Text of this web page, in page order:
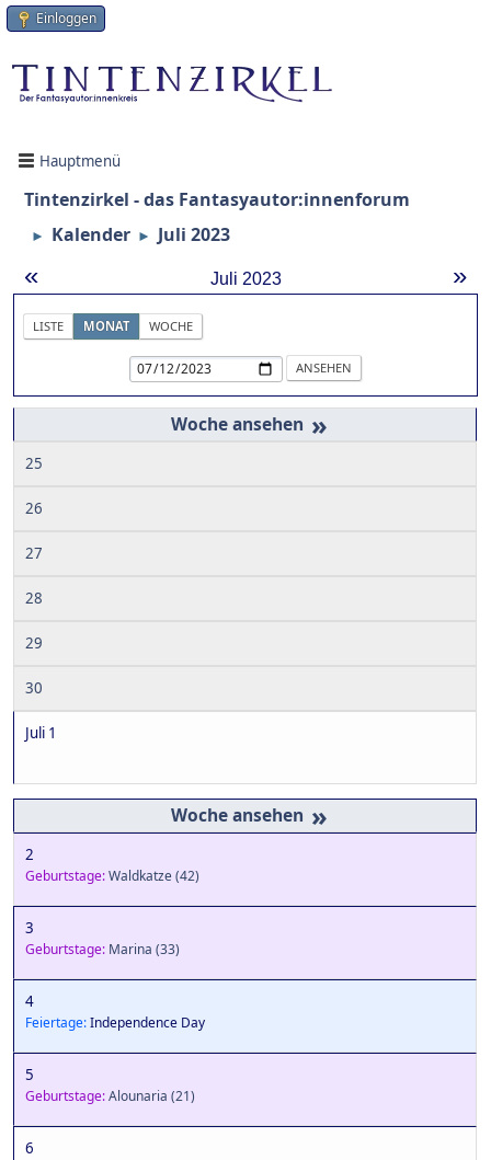
Einloggen
Hauptmenü
Tintenzirkel - das Fantasyautor:innenforum
► Kalender ► Juli 2023
« »
Juli 2023
LISTE MONAT WOCHE
»
25
26
27
28
29
30
Juli 1
»
2
Geburtstage:Waldkatze(42)
3
Geburtstage: Marina (33)
4
Feiertage:Independence Day
5
Geburtstage:Alounaria (21)
6